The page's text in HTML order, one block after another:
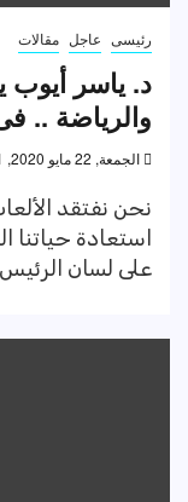
رئيسى عاجل مقالات
د. ياسر
والرياضة ..
الجمعة, 22 مايو 2020, 3:41 م
نحن نفتقد
استعادة حياتنا
على لسان